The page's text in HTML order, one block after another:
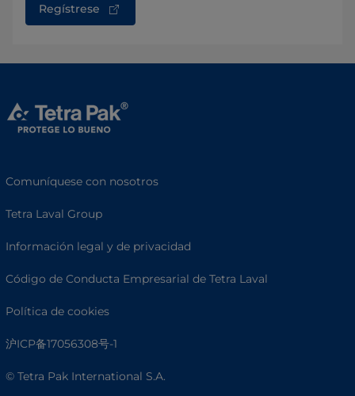
Regístrese
Comuníquese con nosotros
Tetra Laval Group
Información legal y de privacidad
Código de Conducta Empresarial de Tetra Laval
Política de cookies
沪ICP备17056308号-1
© Tetra Pak International S.A.